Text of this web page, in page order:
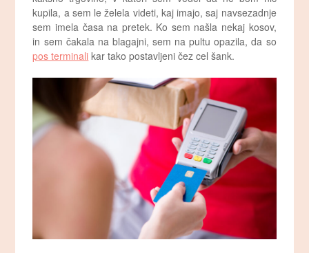
kupila, a sem le želela videti, kaj imajo, saj navsezadnje
sem imela časa na pretek. Ko sem našla nekaj kosov,
in sem čakala na blagajni, sem na pultu opazila, da so
pos terminali kar tako postavljeni čez cel šank.